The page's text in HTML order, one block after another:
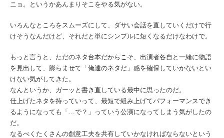
ニョ。というかあんまりそこをやる気がない。
いろんなところをスムーズにして、ダサい会話を直していくだけで行
けそうなんだけど、それだと単にシンプルに短くなるだけなわけで。
もっと言うと、ただのネタ台本だからこそ、出演者各自と一緒に物語
を見出して、膨らませて「俺達のネタだ」感を確保していかないとい
けない気がしてきた。
なんというか、ガーッと書き直している最中に思ったのだ。
仕上げたネタを持っていって、最短で組み上げてパフォーマンスでき
るようになっても「…で？」っていう公演になってしまう気がしたの
だ。
なるべくたくさんの創意工夫を共有していかなければならないという